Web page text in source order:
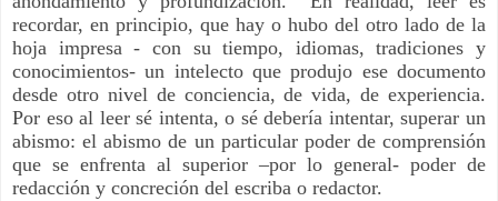
recordar, en principio, que hay o hubo del otro lado de la
hoja impresa - con su tiempo, idiomas, tradiciones y
conocimientos- un intelecto que produjo ese documento
desde otro nivel de conciencia, de vida, de experiencia.
Por eso al leer sé intenta, o sé debería intentar, superar un
abismo: el abismo de un particular poder de comprensión
que se enfrenta al superior –por lo general- poder de
redacción y concreción del escriba o redactor.